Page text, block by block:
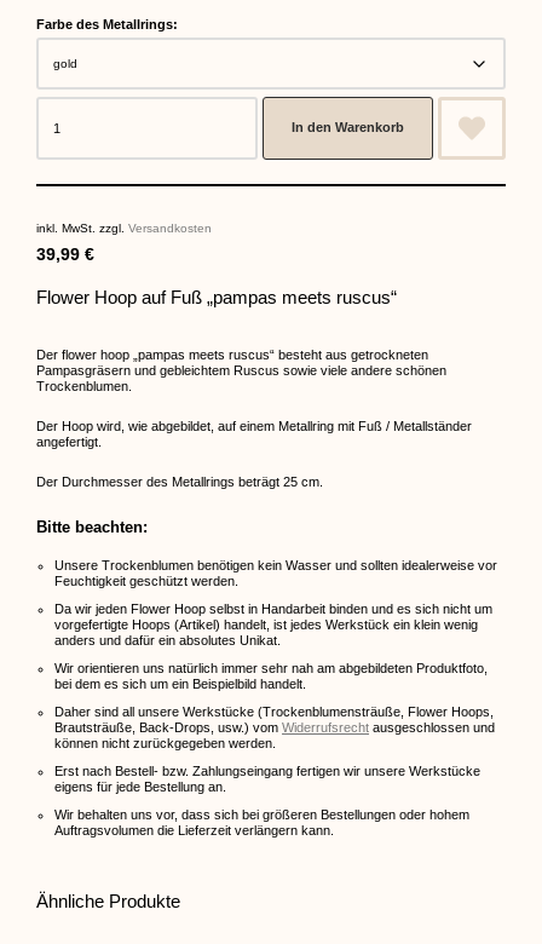
Farbe des Metallrings:
In den Warenkorb
inkl. MwSt. zzgl. Versandkosten
39,99 €
Flower Hoop auf Fuß „pampas meets ruscus“
Der flower hoop „pampas meets ruscus“ besteht aus getrockneten
Pampasgräsern und gebleichtem Ruscus sowie viele andere schönen
Trockenblumen.
Der Hoop wird, wie abgebildet, auf einem Metallring mit Fuß / Metallständer
angefertigt.
Der Durchmesser des Metallrings beträgt 25 cm.
Bitte beachten:
Unsere Trockenblumen benötigen kein Wasser und sollten idealerweise vor
Feuchtigkeit geschützt werden.
Da wir jeden Flower Hoop selbst in Handarbeit binden und es sich nicht um
vorgefertigte Hoops (Artikel) handelt, ist jedes Werkstück ein klein wenig
anders und dafür ein absolutes Unikat.
Wir orientieren uns natürlich immer sehr nah am abgebildeten Produktfoto,
bei dem es sich um ein Beispielbild handelt.
Daher sind all unsere Werkstücke (Trockenblumensträuße, Flower Hoops,
Brautsträuße, Back-Drops, usw.) vom Widerrufsrecht ausgeschlossen und
können nicht zurückgegeben werden.
Erst nach Bestell- bzw. Zahlungseingang fertigen wir unsere Werkstücke
eigens für jede Bestellung an.
Wir behalten uns vor, dass sich bei größeren Bestellungen oder hohem
Auftragsvolumen die Lieferzeit verlängern kann.
Ähnliche Produkte